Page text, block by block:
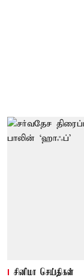
சினிமா செய்திகள்